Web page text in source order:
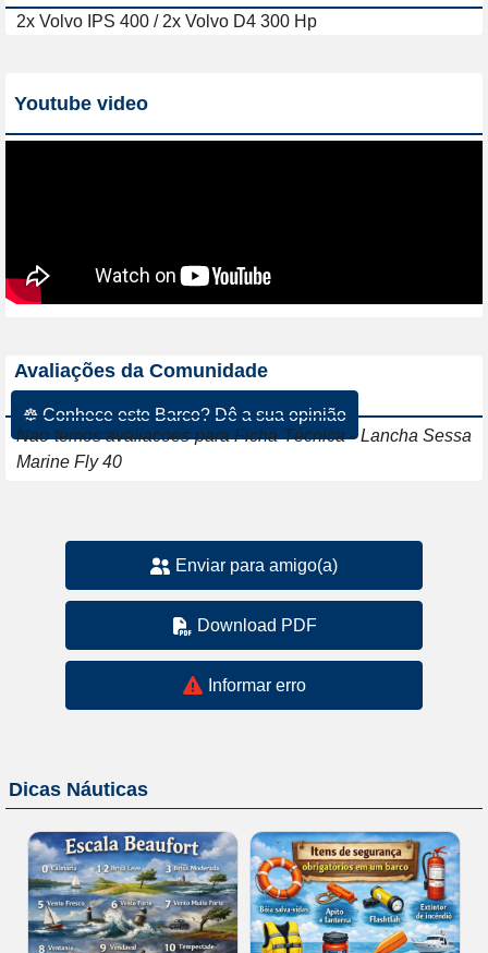
2x Volvo IPS 400 / 2x Volvo D4 300 Hp
Youtube video
Avaliações da Comunidade
☸ Conhece este Barco? Dê a sua opinião
Nao temos avaliacoes para Ficha Técnica - Lancha Sessa
Marine Fly 40
Enviar para amigo(a)
Download PDF
Informar erro
Dicas Náuticas